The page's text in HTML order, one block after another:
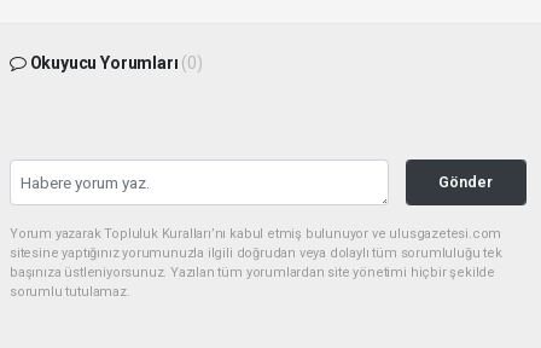
Okuyucu Yorumları (0)
Gönder
Yorum yazarak Topluluk Kuralları’nı kabul etmiş bulunuyor ve ulusgazetesi.com
sitesine yaptığınız yorumunuzla ilgili doğrudan veya dolaylı tüm sorumluluğu tek
başınıza üstleniyorsunuz. Yazılan tüm yorumlardan site yönetimi hiçbir şekilde
sorumlu tutulamaz.